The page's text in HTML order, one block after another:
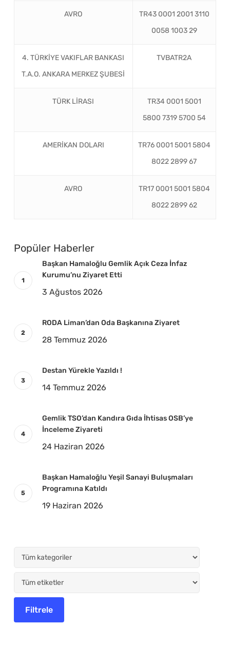
AVRO
TR43 0001 2001 3110
0058 1003 29
4. TÜRKİYE VAKIFLAR BANKASI
T.A.O. ANKARA MERKEZ ŞUBESİ
TVBATR2A
TÜRK LİRASI
TR34 0001 5001
5800 7319 5700 54
AMERİKAN DOLARI
TR76 0001 5001 5804
8022 2899 67
AVRO
TR17 0001 5001 5804
8022 2899 62
Popüler Haberler
Başkan Hamaloğlu Gemlik Açık Ceza İnfaz
Kurumu’nu Ziyaret Etti
3 Ağustos 2026
RODA Liman’dan Oda Başkanına Ziyaret
28 Temmuz 2026
Destan Yürekle Yazıldı !
14 Temmuz 2026
Gemlik TSO’dan Kandıra Gıda İhtisas OSB’ye
İnceleme Ziyareti
24 Haziran 2026
Başkan Hamaloğlu Yeşil Sanayi Buluşmaları
Programına Katıldı
19 Haziran 2026